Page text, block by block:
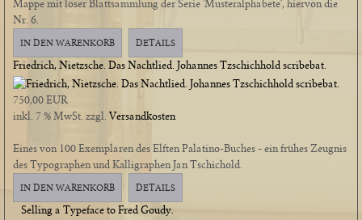
Mappe mit loser Blattsammlung der Serie 'Musteralphabete', hiervon die
Nr. 6.
IN DEN WARENKORB DETAILS
Friedrich, Nietzsche. Das Nachtlied. Johannes Tzschichhold scribebat.
750,00 EUR
inkl. 7 % MwSt. zzgl. Versandkosten
Eines von 100 Exemplaren des Elften Palatino-Buches - ein frühes Zeugnis
des Typographen und Kalligraphen Jan Tschichold.
IN DEN WARENKORB DETAILS
Selling a Typeface to Fred Goudy.